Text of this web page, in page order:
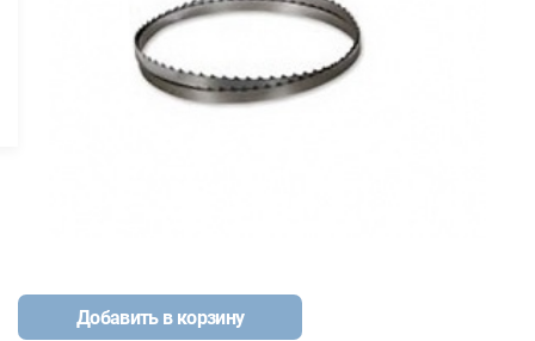
Добавить в корзину